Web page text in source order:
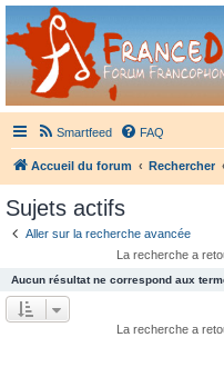
France Didgeridoo
Didgeridoo et Guimbarde sur France
Smartfeed FAQ
Accueil du forum Rechercher
Sujets actifs
Aller sur la recherche avancée
La recherche a
Aucun résultat ne correspond aux
La recherche a